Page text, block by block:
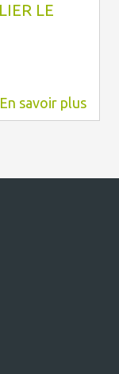
LE
En savoir plus